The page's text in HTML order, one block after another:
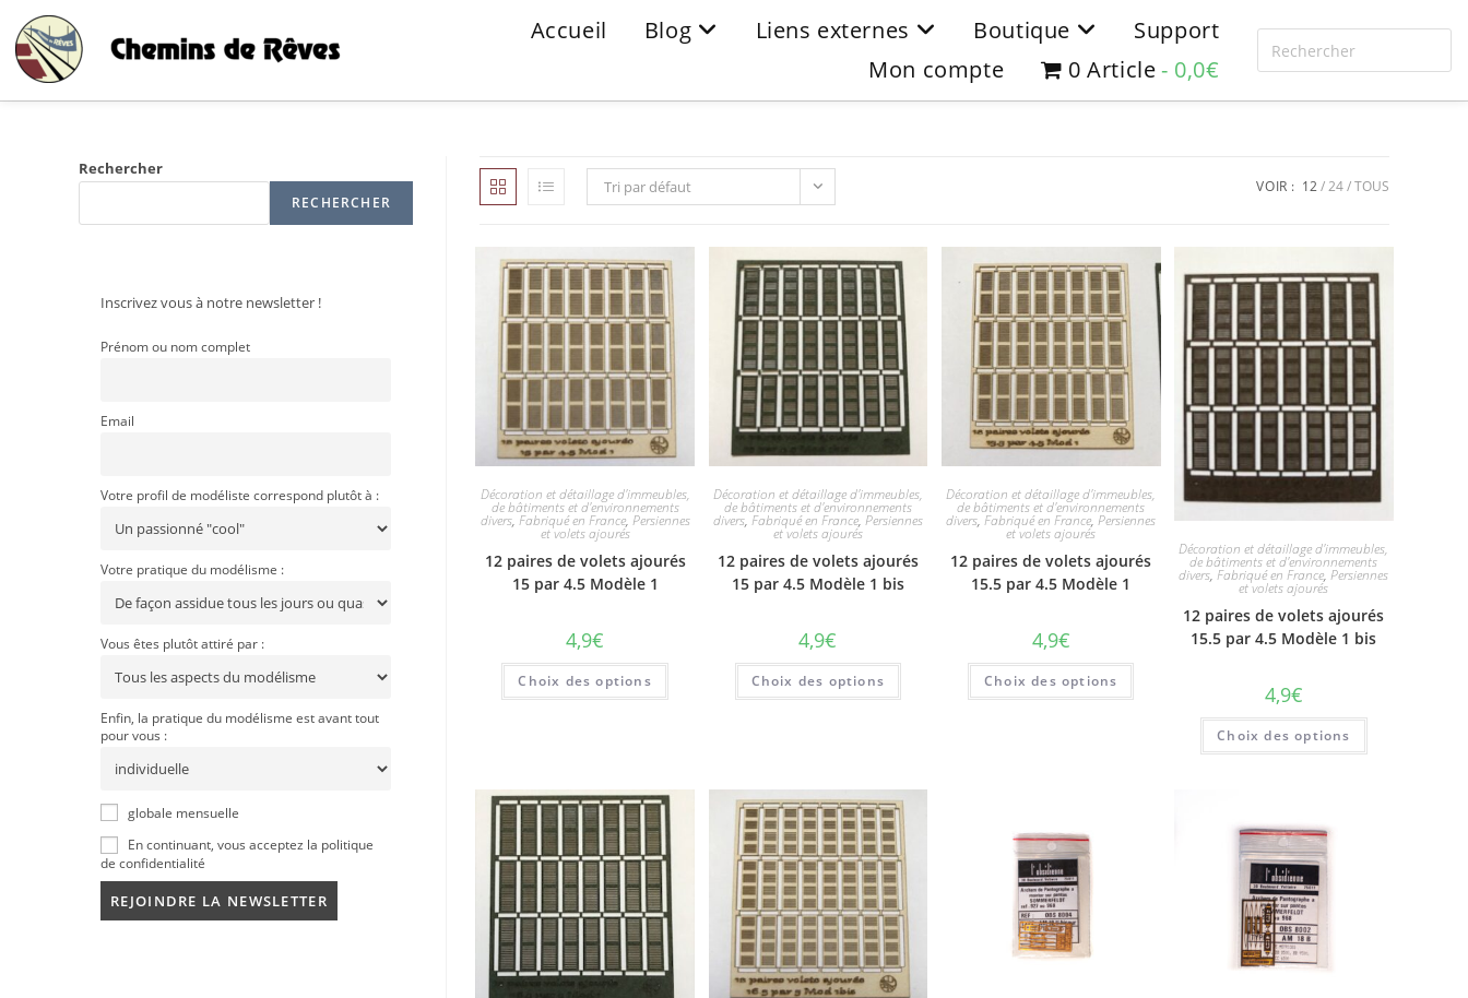
Accueil Blog Liens externes Boutique
Support
Mon compte
0 Article 0,0€
Tri par défaut VOIR : 12 24 TOUS
Décoration et détaillage d'immeubles,
de bâtiments et d'environnements
divers, Fabriqué en France, Persiennes
et volets ajourés
12 paires de volets ajourés
15 par 4.5 Modèle 1
4,9€
Choix des options
Décoration et détaillage d'immeubles,
de bâtiments et d'environnements
divers, Fabriqué en France, Persiennes
et volets ajourés
12 paires de volets ajourés
15 par 4.5 Modèle 1 bis
4,9€
Choix des options
Décoration et détaillage d'immeubles,
de bâtiments et d'environnements
divers,Fabriqué en France,Persiennes
et volets ajourés
12 paires de volets ajourés
15.5 par 4.5 Modèle 1
4,9€
Choix des options
Décoration et détaillage d'immeubles,
de bâtiments et d'environnements
divers,Fabriqué en France,Persiennes
et volets ajourés
12 paires de volets ajourés
15.5 par 4.5 Modèle 1 bis
4,9€
Choix des options
Rechercher
RECHERCHER
Inscrivez vous à notre newsletter !
Prénom ou nom complet
Email
Votre profil de modéliste correspond plutôt à :
Votre pratique du modélisme :
Vous êtes plutôt attiré par :
Enfin, la pratique du modélisme est avant tout
pour vous :
globale mensuelle
En continuant, vous acceptez la politique
de confidentialité